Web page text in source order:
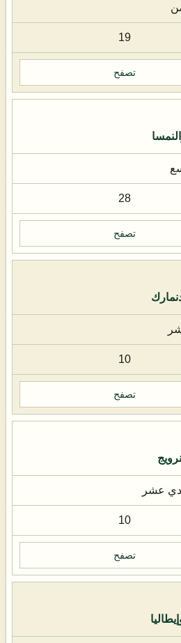
19
تصفح
28
تصفح
10
تصفح
عشر
10
تصفح